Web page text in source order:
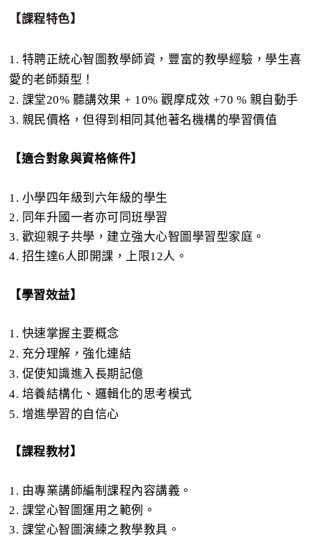
【課程特色】
1. 特聘正統心智圖教學師資，豐富的教學經驗，學生喜
愛的老師類型！
2. 課堂20% 聽講效果 + 10% 觀摩成效 +70 % 親自動手
3. 親民價格，但得到相同其他著名機構的學習價值
【適合對象與資格條件】
1. 小學四年級到六年級的學生
2. 同年升國一者亦可同班學習
3. 歡迎親子共學，建立強大心智圖學習型家庭。
4. 招生達6人即開課，上限12人。
【學習效益】
1. 快速掌握主要概念
2. 充分理解，強化連結
3. 促使知識進入長期記億
4. 培養結構化、邏輯化的思考模式
5. 增進學習的自信心
【課程教材】
1. 由專業講師編制課程內容講義。
2. 課堂心智圖運用之範例。
3. 課堂心智圖演練之教學教具。